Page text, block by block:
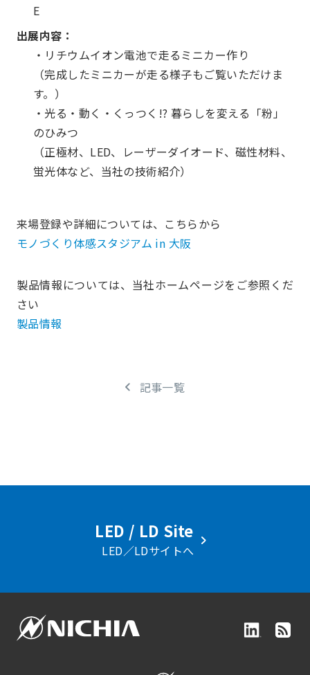
E
出展内容：
・リチウムイオン電池で走るミニカー作り
（完成したミニカーが走る様子もご覧いただけま
す。）
・光る・動く・くっつく!? 暮らしを変える「粉」
のひみつ
（正極材、LED、レーザーダイオード、磁性材料、
蛍光体など、当社の技術紹介）
来場登録や詳細については、こちらから
モノづくり体感スタジアム in 大阪
製品情報については、当社ホームページをご参照くだ
さい
製品情報
記事一覧
LED / LD Site
LED／LDサイトへ